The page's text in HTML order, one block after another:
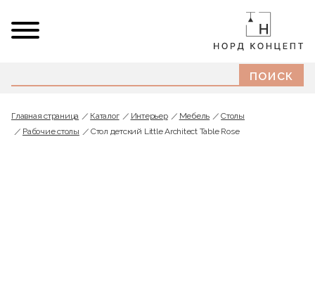
Главная страница Каталог Интерьер Мебель
Cтолы
Рабочие столы
Стол детский Little Architect Table Rose